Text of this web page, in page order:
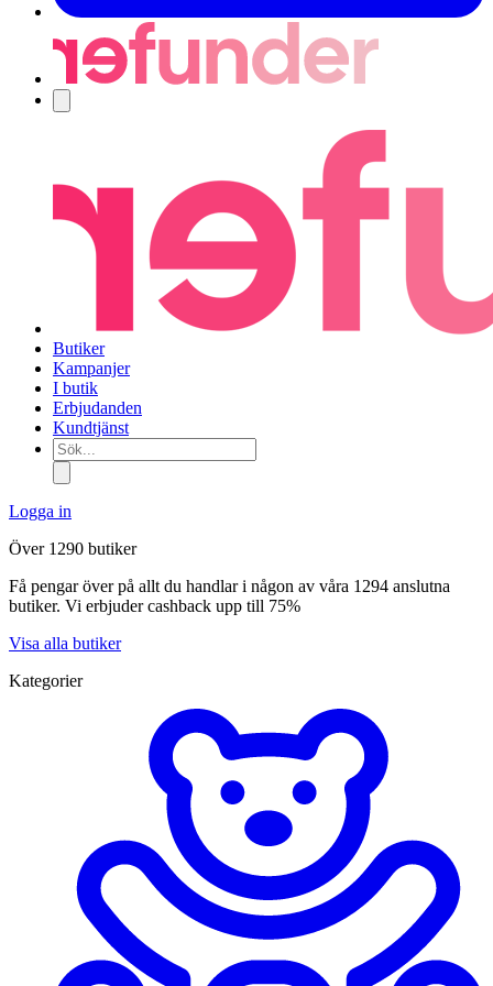
Butiker
Kampanjer
I butik
Erbjudanden
Kundtjänst
Sök...
Logga in
Över 1290 butiker
Få pengar över på allt du handlar i någon av våra 1294 anslutna
butiker. Vi erbjuder cashback upp till 75%
Visa alla butiker
Kategorier